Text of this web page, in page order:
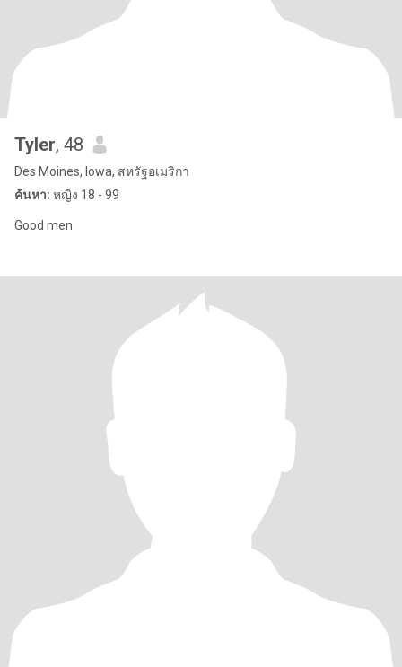
Tyler, 48
Des Moines, Iowa, สหรัฐอเมริกา
ค้นหา: หญิง 18 - 99
Good men